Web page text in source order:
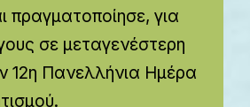
πραγματοποίησε, για
σε μεταγενέστερη
12η Πανελλήνια Ημέρα